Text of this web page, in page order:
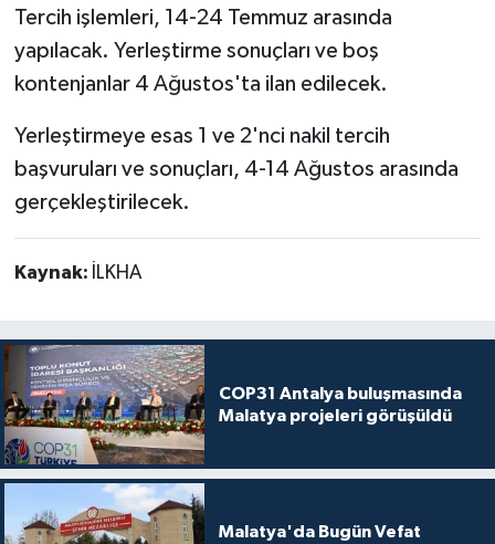
Tercih işlemleri, 14-24 Temmuz arasında
yapılacak. Yerleştirme sonuçları ve boş
kontenjanlar 4 Ağustos'ta ilan edilecek.
Yerleştirmeye esas 1 ve 2'nci nakil tercih
başvuruları ve sonuçları, 4-14 Ağustos arasında
gerçekleştirilecek.
Kaynak: İLKHA
COP31 Antalya buluşmasında
Malatya projeleri görüşüldü
Malatya'da Bugün Vefat